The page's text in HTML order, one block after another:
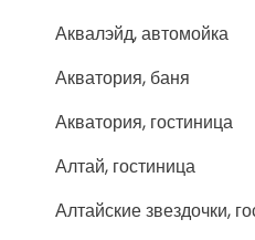
Аквалэйд, автомойка
Акватория, баня
Акватория, гостиница
Алтай, гостиница
Алтайские звездочки,